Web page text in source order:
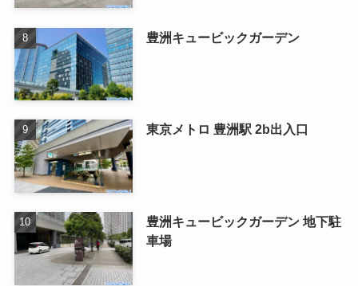
豊洲キュービックガーデン
東京メトロ 豊洲駅 2b出入口
豊洲キュービックガーデン 地下駐
車場